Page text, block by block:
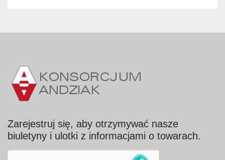
Zarejestruj się, aby otrzymywać nasze
biuletyny i ulotki z informacjami o towarach.